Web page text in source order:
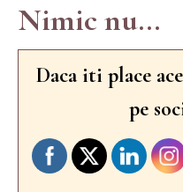
Nimic nu...
Daca iti place
pe